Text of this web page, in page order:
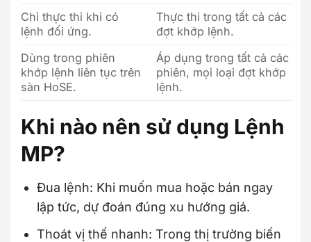
Chỉ thực thi khi có
lệnh đối ứng.
Thực thi trong tất cả các
đợt khớp lệnh.
Dùng trong phiên
khớp lệnh liên tục trên
sàn HoSE.
Áp dụng trong tất cả các
phiên, mọi loại đợt khớp
lệnh.
Khi nào nên sử dụng Lệnh
MP?
Đua lệnh: Khi muốn mua hoặc bán ngay
lập tức, dự đoán đúng xu hướng giá.
Thoát vị thế nhanh: Trong thị trường biến